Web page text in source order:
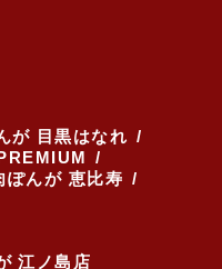
が 目黒はなれ
ぽんが 恵比寿
江ノ島店